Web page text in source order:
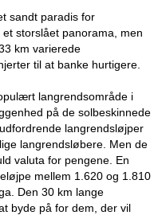
sandt paradis for
storslået panorama, men
km varierede
til at banke hurtigere.
langrendsområde i
på de solbeskinnede
langrendsløjper
langrendsløbere. Men de
valuta for pengene. En
mellem 1.620 og 1.810
Den 30 km lange
byde på for dem, der vil